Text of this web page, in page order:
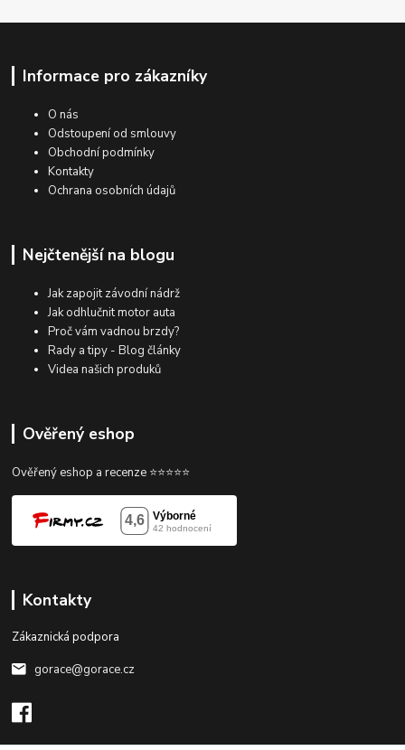
Informace pro zákazníky
O nás
Odstoupení od smlouvy
Obchodní podmínky
Kontakty
Ochrana osobních údajů
Nejčtenější na blogu
Jak zapojit závodní nádrž
Jak odhlučnit motor auta
Proč vám vadnou brzdy?
Rady a tipy - Blog články
Videa našich produků
Ověřený eshop
Ověřený eshop a recenze ⭐⭐⭐⭐⭐
Kontakty
Zákaznická podpora
gorace@gorace.cz